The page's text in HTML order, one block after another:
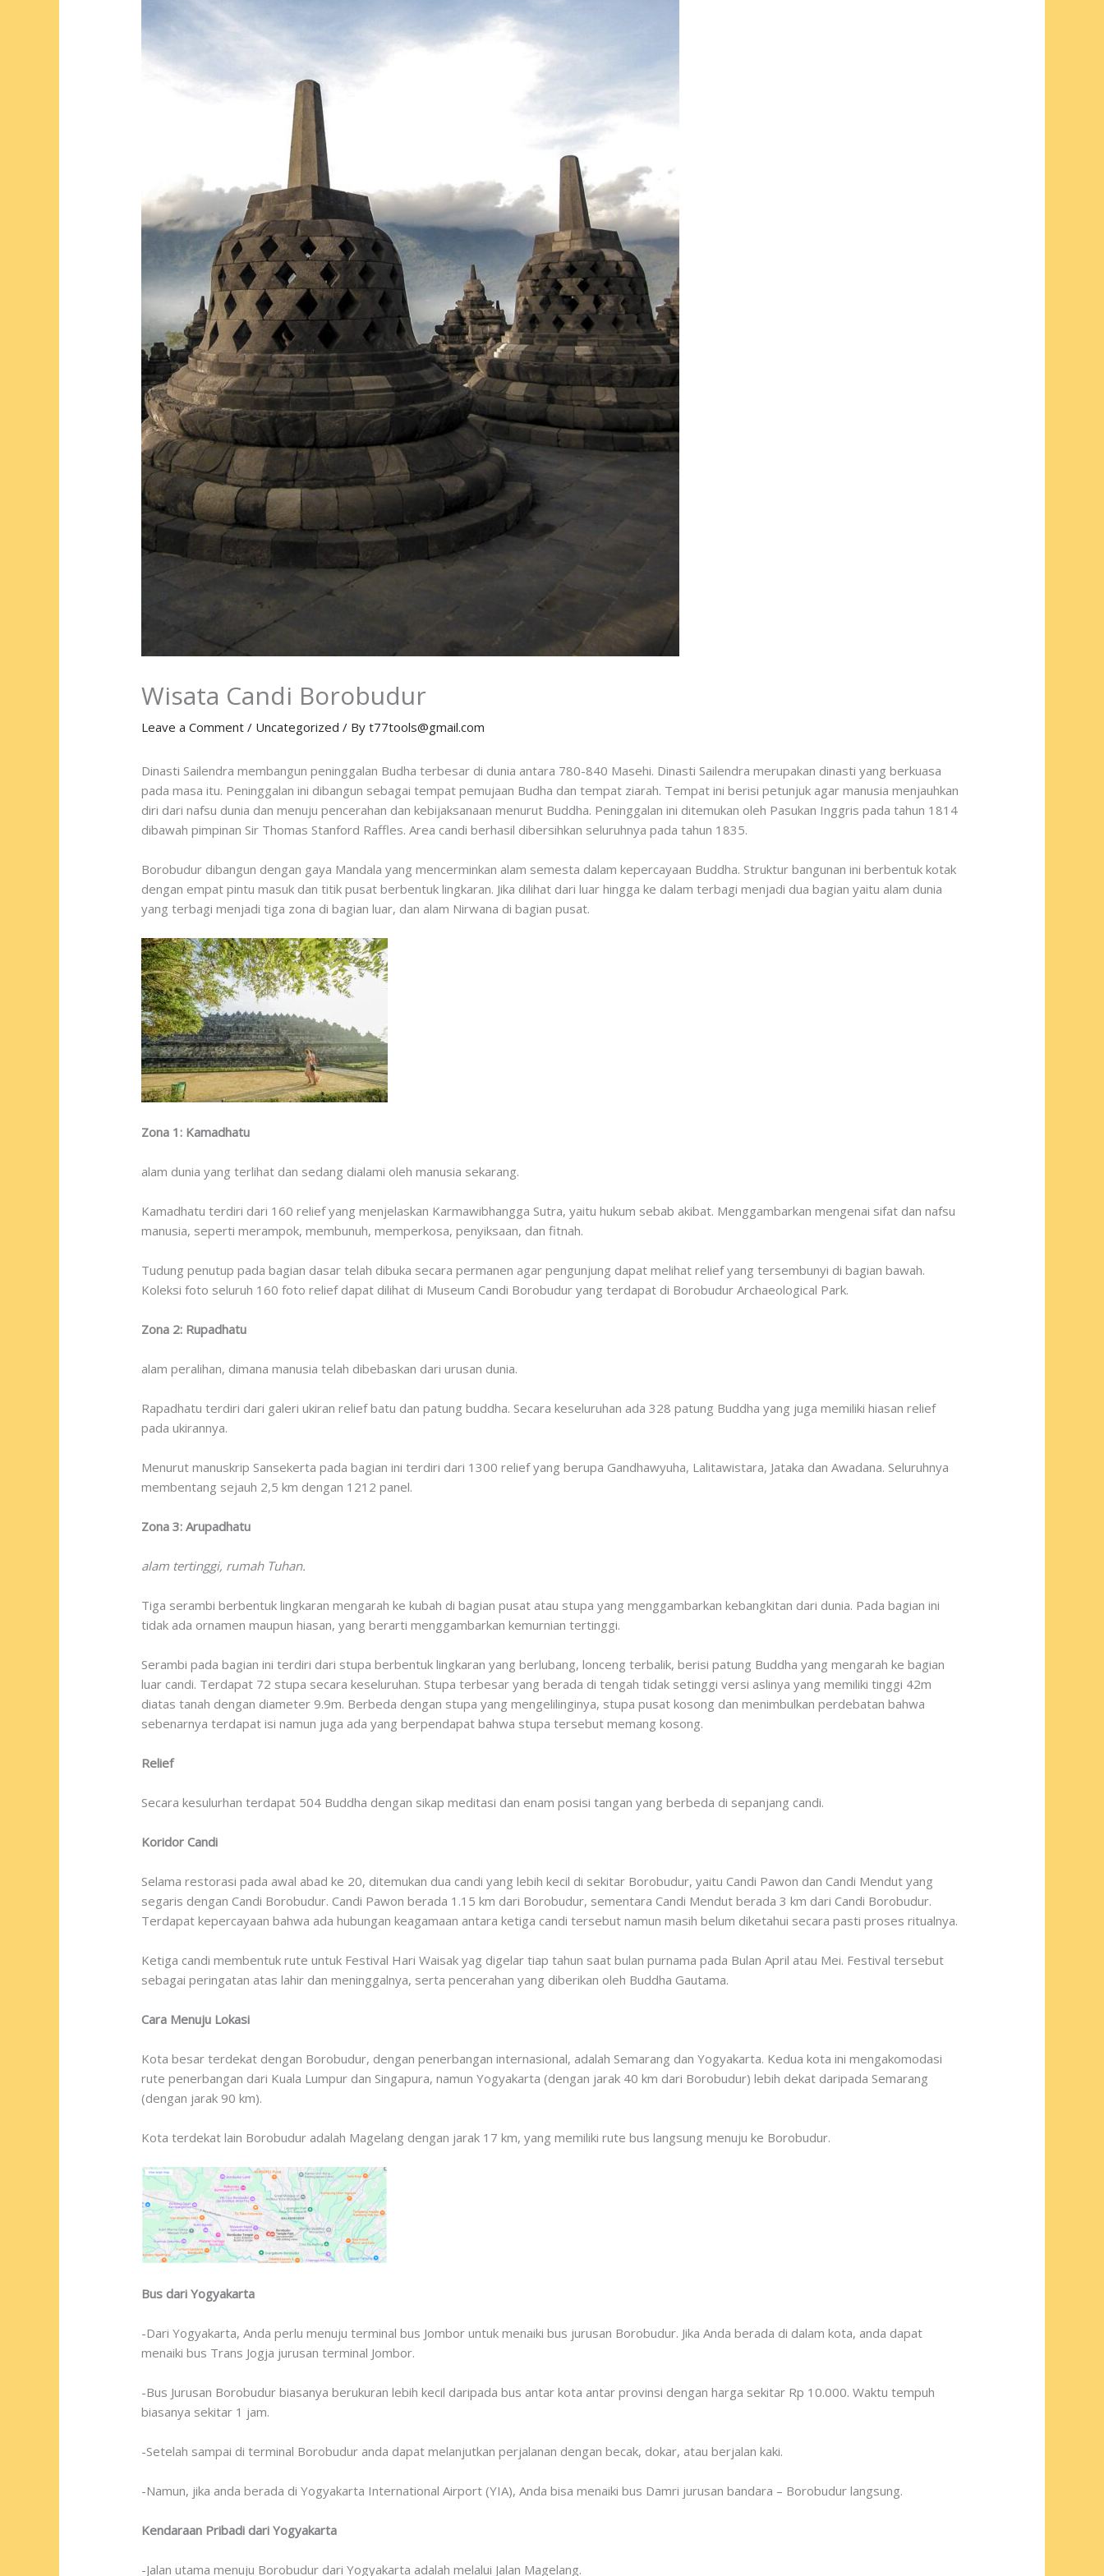
Wisata Candi Borobudur
Leave a Comment / Uncategorized / Byt77tools@gmail.com
Dinasti Sailendra membangun peninggalan Budha terbesar di dunia antara 780-840 Masehi. Dinasti Sailendra merupakan dinasti yang berkuasa
pada masa itu. Peninggalan ini dibangun sebagai tempat pemujaan Budha dan tempat ziarah. Tempat ini berisi petunjuk agar manusia menjauhkan
diri dari nafsu dunia dan menuju pencerahan dan kebijaksanaan menurut Buddha. Peninggalan ini ditemukan oleh Pasukan Inggris pada tahun 1814
dibawah pimpinan Sir Thomas Stanford Raffles. Area candi berhasil dibersihkan seluruhnya pada tahun 1835.
Borobudur dibangun dengan gaya Mandala yang mencerminkan alam semesta dalam kepercayaan Buddha. Struktur bangunan ini berbentuk kotak
dengan empat pintu masuk dan titik pusat berbentuk lingkaran. Jika dilihat dari luar hingga ke dalam terbagi menjadi dua bagian yaitu alam dunia
yang terbagi menjadi tiga zona di bagian luar, dan alam Nirwana di bagian pusat.
Zona 1: Kamadhatu
alam dunia yang terlihat dan sedang dialami oleh manusia sekarang.
Kamadhatu terdiri dari 160 relief yang menjelaskan Karmawibhangga Sutra, yaitu hukum sebab akibat. Menggambarkan mengenai sifat dan nafsu
manusia, seperti merampok, membunuh, memperkosa, penyiksaan, dan fitnah.
Tudung penutup pada bagian dasar telah dibuka secara permanen agar pengunjung dapat melihat relief yang tersembunyi di bagian bawah.
Koleksi foto seluruh 160 foto relief dapat dilihat di Museum Candi Borobudur yang terdapat di Borobudur Archaeological Park.
Zona 2: Rupadhatu
alam peralihan, dimana manusia telah dibebaskan dari urusan dunia.
Rapadhatu terdiri dari galeri ukiran relief batu dan patung buddha. Secara keseluruhan ada 328 patung Buddha yang juga memiliki hiasan relief
pada ukirannya.
Menurut manuskrip Sansekerta pada bagian ini terdiri dari 1300 relief yang berupa Gandhawyuha, Lalitawistara, Jataka dan Awadana. Seluruhnya
membentang sejauh 2,5 km dengan 1212 panel.
Zona 3: Arupadhatu
alam tertinggi, rumah Tuhan.
Tiga serambi berbentuk lingkaran mengarah ke kubah di bagian pusat atau stupa yang menggambarkan kebangkitan dari dunia. Pada bagian ini
tidak ada ornamen maupun hiasan, yang berarti menggambarkan kemurnian tertinggi.
Serambi pada bagian ini terdiri dari stupa berbentuk lingkaran yang berlubang, lonceng terbalik, berisi patung Buddha yang mengarah ke bagian
luar candi. Terdapat 72 stupa secara keseluruhan. Stupa terbesar yang berada di tengah tidak setinggi versi aslinya yang memiliki tinggi 42m
diatas tanah dengan diameter 9.9m. Berbeda dengan stupa yang mengelilinginya, stupa pusat kosong dan menimbulkan perdebatan bahwa
sebenarnya terdapat isi namun juga ada yang berpendapat bahwa stupa tersebut memang kosong.
Relief
Secara kesulurhan terdapat 504 Buddha dengan sikap meditasi dan enam posisi tangan yang berbeda di sepanjang candi.
Koridor Candi
Selama restorasi pada awal abad ke 20, ditemukan dua candi yang lebih kecil di sekitar Borobudur, yaitu Candi Pawon dan Candi Mendut yang
segaris dengan Candi Borobudur. Candi Pawon berada 1.15 km dari Borobudur, sementara Candi Mendut berada 3 km dari Candi Borobudur.
Terdapat kepercayaan bahwa ada hubungan keagamaan antara ketiga candi tersebut namun masih belum diketahui secara pasti proses ritualnya.
Ketiga candi membentuk rute untuk Festival Hari Waisak yag digelar tiap tahun saat bulan purnama pada Bulan April atau Mei. Festival tersebut
sebagai peringatan atas lahir dan meninggalnya, serta pencerahan yang diberikan oleh Buddha Gautama.
Cara Menuju Lokasi
Kota besar terdekat dengan Borobudur, dengan penerbangan internasional, adalah Semarang dan Yogyakarta. Kedua kota ini mengakomodasi
rute penerbangan dari Kuala Lumpur dan Singapura, namun Yogyakarta (dengan jarak 40 km dari Borobudur) lebih dekat daripada Semarang
(dengan jarak 90 km).
Kota terdekat lain Borobudur adalah Magelang dengan jarak 17 km, yang memiliki rute bus langsung menuju ke Borobudur.
Bus dari Yogyakarta
-Dari Yogyakarta, Anda perlu menuju terminal bus Jombor untuk menaiki bus jurusan Borobudur. Jika Anda berada di dalam kota, anda dapat
menaiki bus Trans Jogja jurusan terminal Jombor.
-Bus Jurusan Borobudur biasanya berukuran lebih kecil daripada bus antar kota antar provinsi dengan harga sekitar Rp 10.000. Waktu tempuh
biasanya sekitar 1 jam.
-Setelah sampai di terminal Borobudur anda dapat melanjutkan perjalanan dengan becak, dokar, atau berjalan kaki.
-Namun, jika anda berada di Yogyakarta International Airport (YIA), Anda bisa menaiki bus Damri jurusan bandara – Borobudur langsung.
Kendaraan Pribadi dari Yogyakarta
-Jalan utama menuju Borobudur dari Yogyakarta adalah melalui Jalan Magelang.